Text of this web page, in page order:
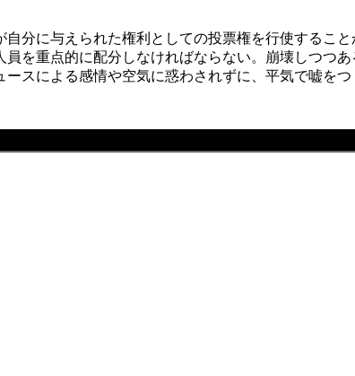
分に与えられた権利としての投票権を行使するこ
を重点的に配分しなければならない。崩壊しつつ
スによる感情や空気に惑わされずに、平気で嘘を